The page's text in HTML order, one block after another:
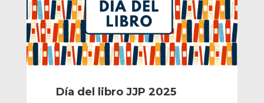
Día del libro JJP 2025